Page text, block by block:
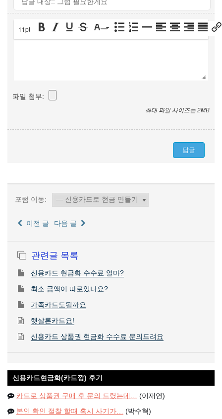
11pt
파일 첨부:
최대 파일 사이즈는 2MB
포럼 이동:
이전 글 다음 글
관련글 목록
신용카드 현금화 수수료 얼마?
최소 금액이 따로있나요?
가족카드도될까요
햇살론카드요!
신용카드 상품권 현금화 수수료 문의드려요
신용카드현금화(카드깡) 후기
카드로 상품권 구매 후 문의 드렸는데… (이재연)
본인 확인 절찰 할때 혹시 사기가… (박수혁)